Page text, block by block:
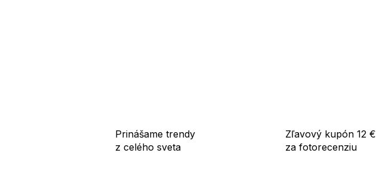
Prinášame trendy
z celého sveta
Zľavový kupón 12 €
za fotorecenziu